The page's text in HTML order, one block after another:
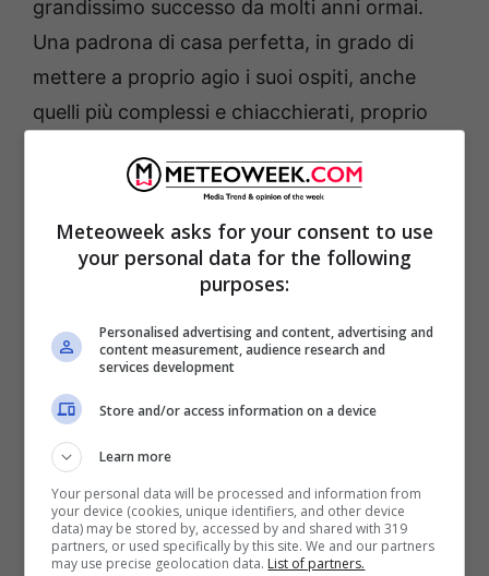
grandissimo successo da molti anni ormai.
Una padrona di casa perfetta, in grado di
mettere a proprio agio i suoi ospiti, anche
quelli più complessi e chiacchierati, proprio
abitazione. Non per nulla sono state svariate
in alcuni casi, alcuni autentici scoop, che
dopo la messa in onda su Canale 5, hanno
fatto letteralmente impazzire il Web.
Meteoweek asks for your consent to use
your personal data for the following
purposes:
Personalised advertising and content, advertising and
content measurement, audience research and
services development
Store and/or access information on a device
Learn more
Your personal data will be processed and information from
your device (cookies, unique identifiers, and other device
data) may be stored by, accessed by and shared with 319
partners, or used specifically by this site. We and our partners
may use precise geolocation data. List of partners.